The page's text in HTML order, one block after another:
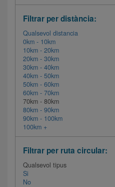
Filtrar per distància:
Qualsevol distancia
0km - 10km
10km - 20km
20km - 30km
30km - 40km
40km - 50km
50km - 60km
60km - 70km
70km - 80km
80km - 90km
90km - 100km
100km +
Filtrar per ruta circular:
Qualsevol tipus
Si
No